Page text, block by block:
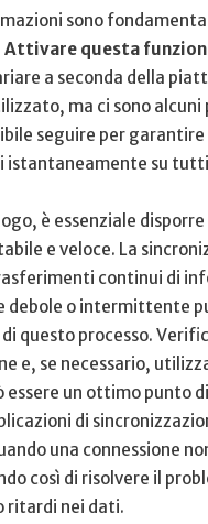
sono
Attivare questa
a⁤ seconda della
ma ci sono⁣ alcuni
seguire per
istantaneamente ​su
è essenziale
e veloce.⁤ La
continui di
debole⁢ o ⁢intermittente‌
di questo processo.
e, se necessario,
essere un ottimo punto
di
una connessione
così​ di risolvere il
ritardi ⁢nei dati.